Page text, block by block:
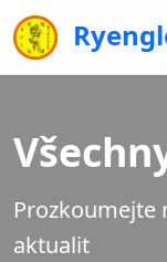
Prozkoumejte
aktualit